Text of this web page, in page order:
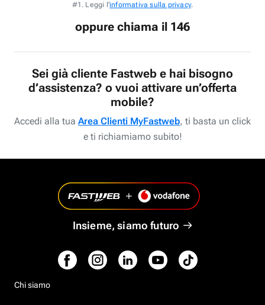
#1. Leggi l'informativa sulla privacy.
oppure chiama il 146
Sei già cliente Fastweb e hai bisogno
d’assistenza? o vuoi attivare un’offerta
mobile?
Accedi alla tua Area Clienti MyFastweb, ti basta un click
e ti richiamiamo subito!
Insieme, siamo futuro
Chi siamo